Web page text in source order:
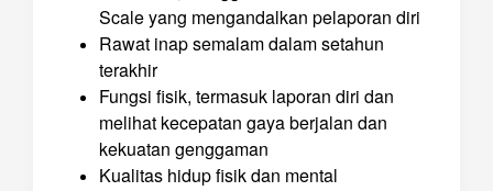
Scale yang mengandalkan pelaporan diri
Rawat inap semalam dalam setahun
terakhir
Fungsi fisik, termasuk laporan diri dan
melihat kecepatan gaya berjalan dan
kekuatan genggaman
Kualitas hidup fisik dan mental